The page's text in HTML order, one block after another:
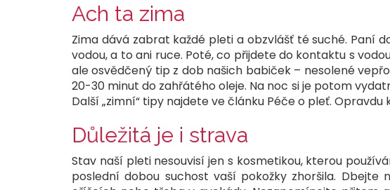
Ach ta zima
Zima dává zabrat každé pleti a obzvlášť té suché. Paní
vodou, a to ani ruce. Poté, co přijdete do kontaktu s
ale osvědčený tip z dob našich babiček – nesolené
20-30 minut do zahřátého oleje. Na noc si je potom
Další „zimní“ tipy najdete ve článku Péče o pleť. Opravdu
Důležitá je i strava
Stav naší pleti nesouvisí jen s kosmetikou, kterou
poslední dobou suchost vaší pokožky zhoršila.